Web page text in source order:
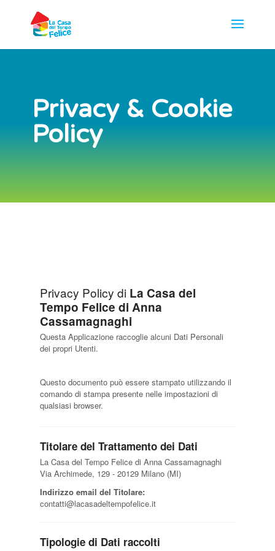
Privacy & Cookie
Policy
Privacy Policy di La Casa del
Tempo Felice di Anna
Cassamagnaghi
Questa Applicazione raccoglie alcuni Dati Personali
dei propri Utenti.
Questo documento può essere stampato utilizzando il
comando di stampa presente nelle impostazioni di
qualsiasi browser.
Titolare del Trattamento dei Dati
La Casa del Tempo Felice di Anna Cassamagnaghi
Via Archimede, 129 - 20129 Milano (MI)
Indirizzo email del Titolare:
contatti@lacasadeltempofelice.it
Tipologie di Dati raccolti